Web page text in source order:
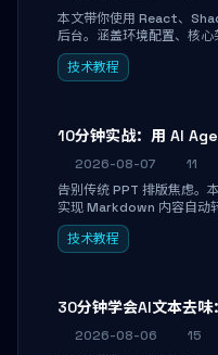
本文带你使用 React、
后台。涵盖环境配置、核
踩坑指南。学完即可独立
制，满足企业级开发需求。
技术教程
10分钟实战：用 AI
2026-08-07
11
告别传统 PPT 排版焦虑。
实现 Markdown 内容自动
运行时的 HTML 幻灯片。
屏的专业级演示文稿。
技术教程
30分钟学会AI文本去
2026-08-06
15